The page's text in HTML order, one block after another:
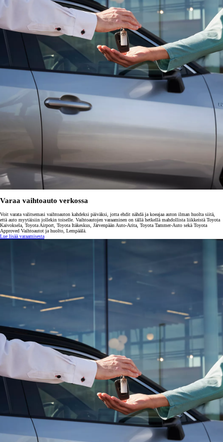
Varaa vaihtoauto verkossa
Voit varata valitsemasi vaihtoauton kahdeksi päiväksi, jotta ehdit nähdä ja koeajaa auton ilman huolta siitä,
että auto myytäisiin jollekin toiselle. Vaihtoautojen varaaminen on tällä hetkellä mahdollista liikkeistä Toyota
Kaivoksela, Toyota Airport, Toyota Itäkeskus, Järvenpään Auto-Arita, Toyota Tammer-Auto sekä Toyota
Approved Vaihtoautot ja huolto, Lempäälä.
Lue lisää varaamisesta